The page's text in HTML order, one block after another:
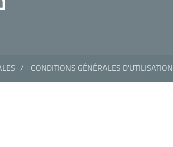
CONDITIONS GÉNÉRALES D'UTILISATION